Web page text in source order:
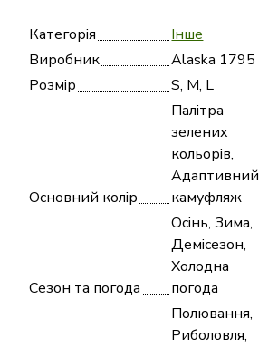
Категорія
Інше
Виробник
Alaska 1795
Розмір
S, M, L
Основний колір
Палітра
зелених
кольорів,
Адаптивний
камуфляж
Сезон та погода
Осінь, Зима,
Демісезон,
Холодна
погода
Полювання,
Риболовля,